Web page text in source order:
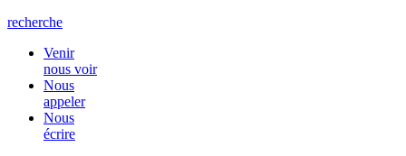
recherche
Venir
nous voir
Nous
appeler
Nous
écrire